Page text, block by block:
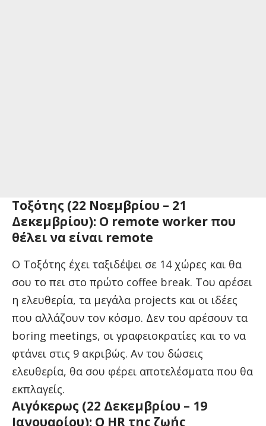
Τοξότης (22 Νοεμβρίου – 21
Δεκεμβρίου): Ο remote worker που
θέλει να είναι remote
Ο Τοξότης έχει ταξιδέψει σε 14 χώρες και θα
σου το πει στο πρώτο coffee break. Του αρέσει
η ελευθερία, τα μεγάλα projects και οι ιδέες
που αλλάζουν τον κόσμο. Δεν του αρέσουν τα
boring meetings, οι γραφειοκρατίες και το να
φτάνει στις 9 ακριβώς. Αν του δώσεις
ελευθερία, θα σου φέρει αποτελέσματα που θα
εκπλαγείς.
Αιγόκερως (22 Δεκεμβρίου – 19
Ιανουαρίου): Ο HR της ζωής